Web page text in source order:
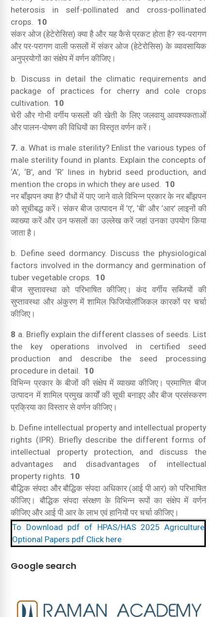
heterosis in self-pollinated and cross-pollinated
crops. 10
संकर ओज (हेटेरोसिस) क्या है और यह कैसे प्रकट होता है? स्व-परागण
और पर-परागण वाली फसलों में संकर ओज (हेटेरोसिस) के व्यावसायिक
अनुप्रयोगों का संक्षेप में वर्णन कीजिए।
b. Discuss in detail the climatic requirements and
package of practices for cherry and cole crops
cultivation. 10
चेरी और गोभी वर्गीय फसलों की खेती के लिए जलवायु आवश्यकताओं
और पालन-पोषण की विधियों का विस्तृत वर्णन करें।
7. a. What is male sterility? Enlist the various types of
male sterility found in plants. Explain the concepts of
‘A’, ‘B’, and ‘R’ lines in hybrid seed production, and
mention the crops in which they are used. 10
नर बाँझपन क्या है?पौधों में पाए जाने वाले विभिन्न प्रकार के नर बाँझपन
को सूचीबद्ध करें। संकर बीज उत्पादन में ‘ए’, ‘बी’ और ‘आर’ लाइनों की
व्याख्या करें और उन फसलों का उल्लेख करें जहां उनका उपयोग किया
जाता है।
b. Define seed dormancy. Discuss the physiological
factors involved in the dormancy and germination of
tuber vegetable crops. 10
बीज सुप्तावस्था को परिभाषित कीजिए।कंद वर्गीय सब्जियों की
सुप्तावस्था और अंकुरण में शामिल फिजियोलॉजिकल कारकों पर चर्चा
कीजिए।
8 a. Briefly explain the different classes of seeds. List
the key operations involved in certified seed
production and describe the seed processing
procedure in detail. 10
विभिन्न प्रकार के बीजों की संक्षेप में व्याख्या कीजिए।प्रमाणित बीज
उत्पादन में शामिल प्रमुख कार्यों की सूची बनाइए और बीज प्रसंस्करण
प्रक्रिया का विस्तार से वर्णन कीजिए।
b. Define intellectual property and intellectual property
rights (IPR). Briefly describe the different forms of
intellectual property protection, and discuss the
advantages and disadvantages of intellectual
property rights. 10
बौद्धिक संपदा और बौद्धिक संपदा अधिकार (आई पी आर) को परिभाषित
कीजिए। बौद्धिक संपदा संरक्षण के विभिन्न रूपों का संक्षेप में वर्णन
कीजिए और आई पी आर के लाभ एवं हानियों पर चर्चा कीजिए।
To Download pdf of HPAS/HAS 2025 Agriculture
Optional Papers pdf Click here
Google search